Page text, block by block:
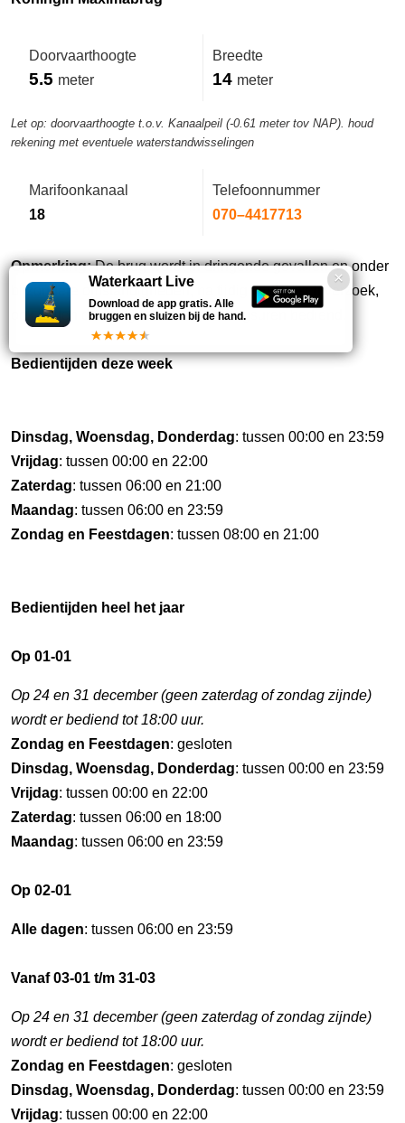
Doorvaarthoogte
5.5 meter
Breedte
14 meter
Let op: doorvaarthoogte t.o.v. Kanaalpeil (-0.61 meter tov NAP). houd
rekening met eventuele waterstandwisselingen
Marifoonkanaal
18
Telefoonnummer
070–4417713
Opmerking:De brug wordt in dringende gevallen en onder
bijzondere omstandigheden, na tijdig teleÍonisch verzoek,
ook buiten de vastgestelde bedieningsuren bediend.
Bedientijden deze week
Dinsdag, Woensdag, Donderdag: tussen 00:00 en 23:59
Vrijdag: tussen 00:00 en 22:00
Zaterdag: tussen 06:00 en 21:00
Maandag: tussen 06:00 en 23:59
Zondag en Feestdagen: tussen 08:00 en 21:00
Bedientijden heel het jaar
Op 01-01
Op 24 en 31 december (geen zaterdag of zondag zijnde)
wordt er bediend tot 18:00 uur.
Zondag en Feestdagen: gesloten
Dinsdag, Woensdag, Donderdag: tussen 00:00 en 23:59
Vrijdag: tussen 00:00 en 22:00
Zaterdag: tussen 06:00 en 18:00
Maandag: tussen 06:00 en 23:59
Op 02-01
Alle dagen: tussen 06:00 en 23:59
Vanaf 03-01 t/m 31-03
Op 24 en 31 december (geen zaterdag of zondag zijnde)
wordt er bediend tot 18:00 uur.
Zondag en Feestdagen: gesloten
Dinsdag, Woensdag, Donderdag: tussen 00:00 en 23:59
Vrijdag: tussen 00:00 en 22:00
Waterkaart Live
Download de app gratis. Alle
bruggen en sluizen bij de hand.